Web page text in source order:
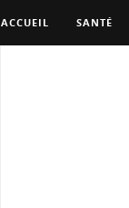
ACCUEIL SANTÉ